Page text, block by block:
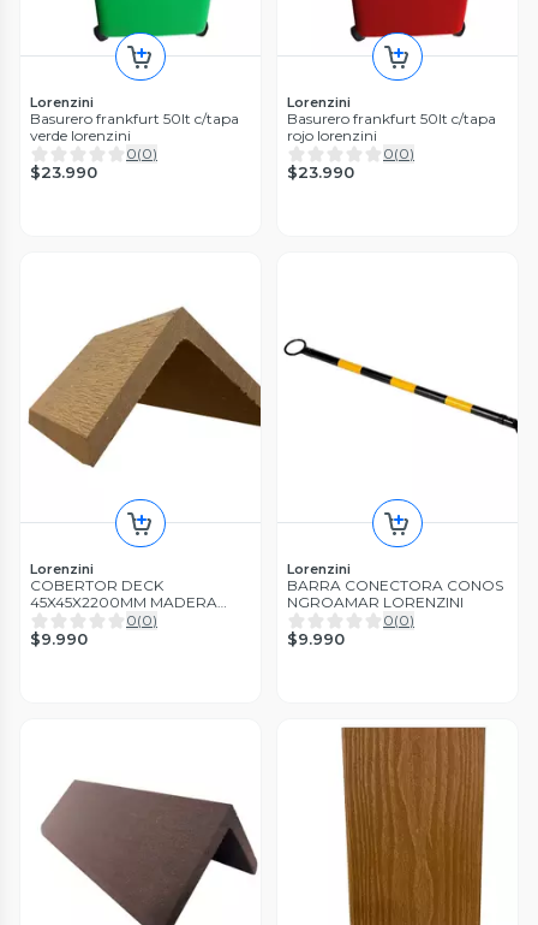
Lorenzini
Basurero frankfurt 50lt c/tapa
verde lorenzini
0(0)
$23.990
Lorenzini
Basurero frankfurt 50lt c/tapa
rojo lorenzini
0(0)
$23.990
Lorenzini
COBERTOR DECK
45X45X2200MM MADERA
LORENZINI
0(0)
$9.990
Lorenzini
BARRA CONECTORA CONOS
NGROAMAR LORENZINI
0(0)
$9.990